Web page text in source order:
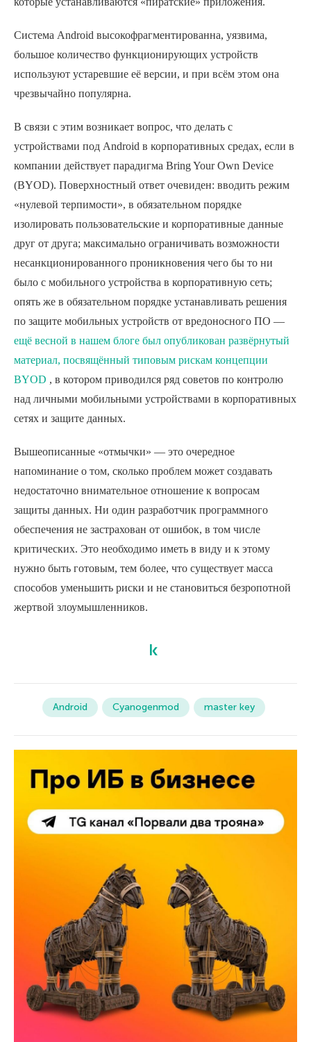
Система Android высокофрагментированна, уязвима,
большое количество функционирующих устройств
используют устаревшие её версии, и при всём этом она
чрезвычайно популярна.
В связи с этим возникает вопрос, что делать с
устройствами под Android в корпоративных средах, если в
компании действует парадигма Bring Your Own Device
(BYOD). Поверхностный ответ очевиден: вводить режим
«нулевой терпимости», в обязательном порядке
изолировать пользовательские и корпоративные данные
друг от друга; максимально ограничивать возможности
несанкционированного проникновения чего бы то ни
было с мобильного устройства в корпоративную сеть;
опять же в обязательном порядке устанавливать решения
по защите мобильных устройств от вредоносного ПО —
ещё весной в нашем блоге был опубликован развёрнутый
материал, посвящённый типовым рискам концепции
BYOD , в котором приводился ряд советов по контролю
над личными мобильными устройствами в корпоративных
сетях и защите данных.
Вышеописанные «отмычки» — это очередное
напоминание о том, сколько проблем может создавать
недостаточно внимательное отношение к вопросам
защиты данных. Ни один разработчик программного
обеспечения не застрахован от ошибок, в том числе
критических. Это необходимо иметь в виду и к этому
нужно быть готовым, тем более, что существует масса
способов уменьшить риски и не становиться безропотной
жертвой злоумышленников.
Android Cyanogenmod master key